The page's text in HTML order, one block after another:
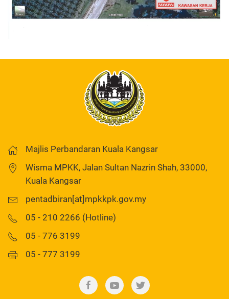
Majlis Perbandaran Kuala Kangsar
Wisma MPKK, Jalan Sultan Nazrin Shah, 33000,
Kuala Kangsar
pentadbiran[at]mpkkpk.gov.my
05 - 210 2266 (Hotline)
05 - 776 3199
05 - 777 3199